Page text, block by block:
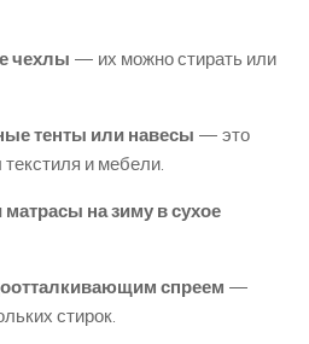
чехлы — их можно стирать или
тенты или навесы — это
и мебели.
на зиму в сухое
спреем —
стирок.